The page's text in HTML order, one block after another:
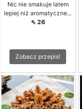
Nic nie smakuje latem
lepiej niż aromatyczne...
⇖ 26
Zobacz przepis!